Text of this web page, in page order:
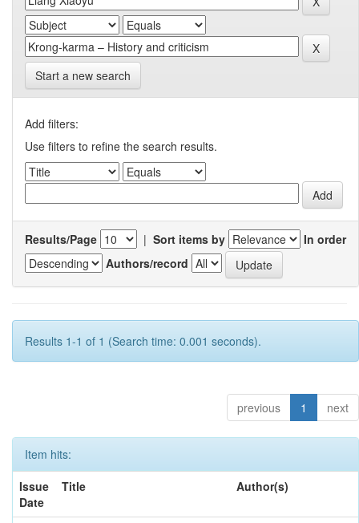
Start a new search
Add filters:
Use filters to refine the search results.
Results/Page | Sort items by
In order
Authors/record
Results 1-1 of 1 (Search time: 0.001 seconds).
previous 1 next
Item hits:
Issue
Date
Title Author(s)